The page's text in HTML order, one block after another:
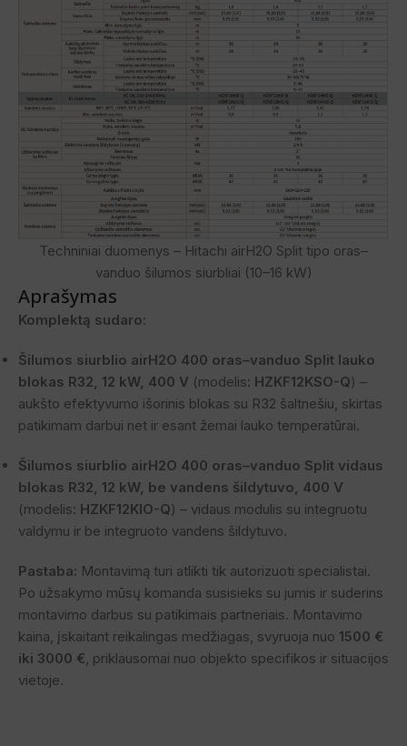
Techniniai duomenys – Hitachi airH2O Split tipo oras–
vanduo šilumos siurbliai (10–16 kW)
Aprašymas
Komplektą sudaro:
Šilumos siurblio airH2O 400 oras–vanduo Split lauko
blokas R32, 12 kW, 400 V (modelis: HZKF12KSO-Q) –
aukšto efektyvumo išorinis blokas su R32 šaltnešiu, skirtas
patikimam darbui net ir esant žemai lauko temperatūrai.
Šilumos siurblio airH2O 400 oras–vanduo Split vidaus
blokas R32, 12 kW, be vandens šildytuvo, 400 V
(modelis: HZKF12KIO-Q) – vidaus modulis su integruotu
valdymu ir be integruoto vandens šildytuvo.
Pastaba: Montavimą turi atlikti tik autorizuoti specialistai.
Po užsakymo mūsų komanda susisieks su jumis ir suderins
montavimo darbus su patikimais partneriais. Montavimo
kaina, įskaitant reikalingas medžiagas, svyruoja nuo 1500 €
iki 3000 € , priklausomai nuo objekto specifikos ir situacijos
vietoje.